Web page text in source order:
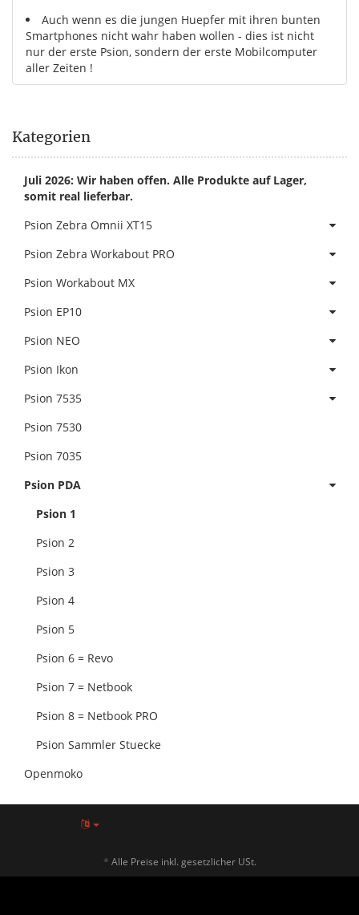
Auch wenn es die jungen Huepfer mit ihren bunten
Smartphones nicht wahr haben wollen - dies ist nicht
nur der erste Psion, sondern der erste Mobilcomputer
aller Zeiten !
Kategorien
Juli 2026: Wir haben offen. Alle Produkte auf Lager,
somit real lieferbar.
Psion Zebra Omnii XT15
Psion Zebra Workabout PRO
Psion Workabout MX
Psion EP10
Psion NEO
Psion Ikon
Psion 7535
Psion 7530
Psion 7035
Psion PDA
Psion 1
Psion 2
Psion 3
Psion 4
Psion 5
Psion 6 = Revo
Psion 7 = Netbook
Psion 8 = Netbook PRO
Psion Sammler Stuecke
Openmoko
* Alle Preise inkl. gesetzlicher USt.